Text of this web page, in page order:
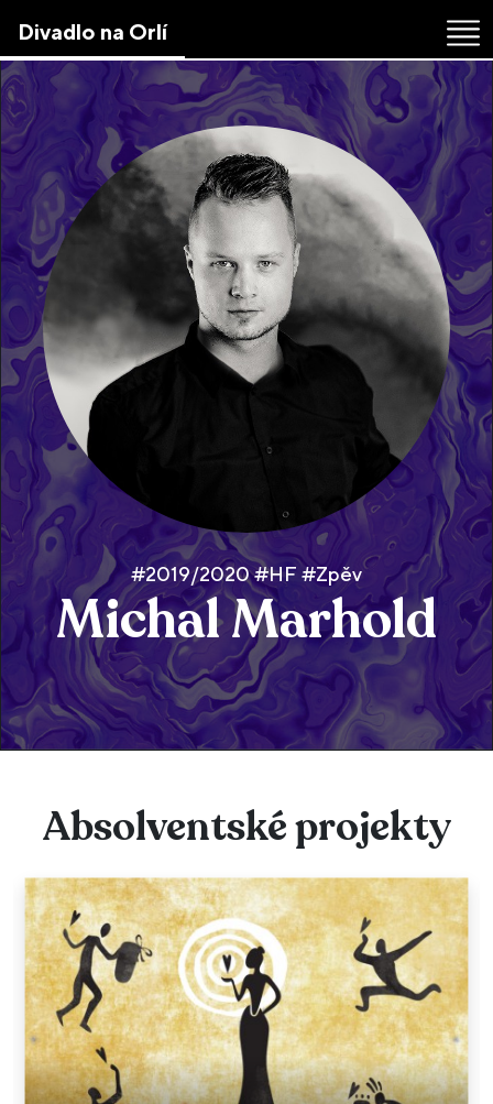
the
content
↷
Divadlo na Orlí
#2019/2020 #HF #Zpěv
Michal Marhold
Absolventské projekty